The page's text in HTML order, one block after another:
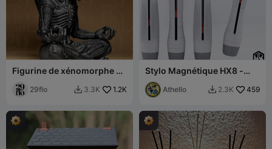
Figurine de xénomorphe en
29flo  3.3K 1.2K
Stylo Magnétique HX8 -
Rangement Facile et
Contrôle Précis
Athello  2.3K 459